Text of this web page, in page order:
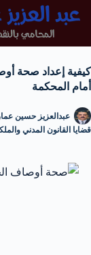
كيفية إعداد صحة
أمام المحكمة
عبدالعزيز حسين
قضايا القانون المدني